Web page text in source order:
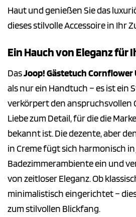
Haut und genießen Sie das
dieses stilvolle Accessoire in Ihr
Ein Hauch von Eleganz für
DasJoop! Gästetuch Cornflower
als nur ein Handtuch – es ist ein
verkörpert den anspruchsvollen
Liebe zum Detail, für die die
bekannt ist. Die dezente, aber
in Creme fügt sich harmonisch in
Badezimmerambiente ein und
von zeitloser Eleganz. Ob
minimalistisch eingerichtet –
zum stilvollen Blickfang.